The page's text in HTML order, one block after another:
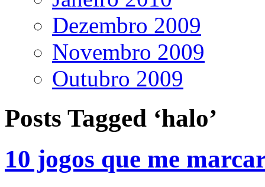
Dezembro 2009
Novembro 2009
Outubro 2009
Posts Tagged ‘halo’
10 jogos que me